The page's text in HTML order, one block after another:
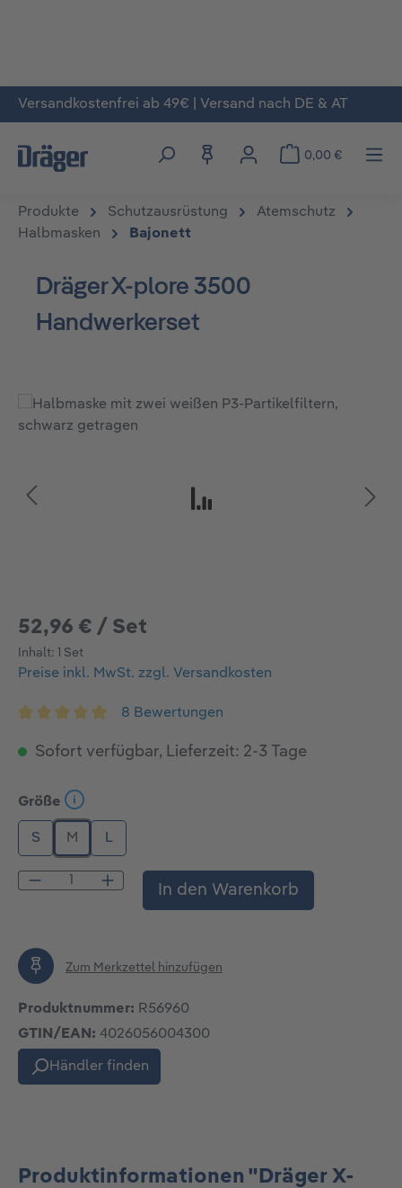
Zum Hauptinhalt springen
Versandkostenfrei ab 49€ | Versand nach DE & AT
0,00 €
Produkte Schutzausrüstung
Atemschutz
Halbmasken
Bajonett
Dräger X-plore 3500
Handwerkerset
Bildergalerie überspringen
52,96 € / Set
Inhalt: 1 Set
Preise inkl. MwSt. zzgl. Versandkosten
8 Bewertungen
Sofort verfügbar, Lieferzeit: 2-3 Tage
Größe auswählen
S M L
Produkt Anzahl: Gib den gewünschten
In den Warenkorb
Zum Merkzettel hinzufügen
Produktnummer: R56960
GTIN/EAN: 4026056004300
Händler finden
Produktinformationen "Dräger X-